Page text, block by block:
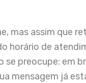
mas assim que
horário de
se preocupe: em
mensagem já